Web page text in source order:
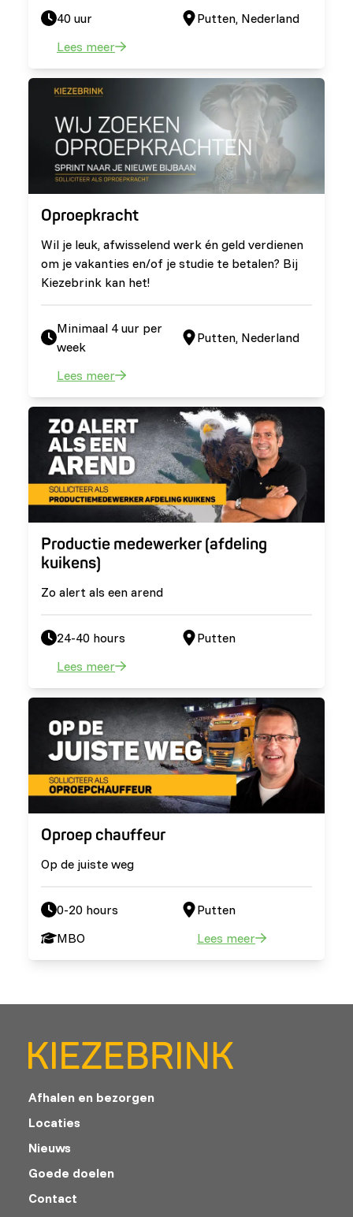
40 uur
Putten, Nederland
Lees meer
Oproepkracht
Wil je leuk, afwisselend werk én geld verdienen
om je vakanties en/of je studie te betalen? Bij
Kiezebrink kan het!
Minimaal 4 uur per
week
Putten, Nederland
Lees meer
Productie medewerker (afdeling
kuikens)
Zo alert als een arend
24-40 hours
Putten
Lees meer
Oproep chauffeur
Op de juiste weg
0-20 hours
Putten
MBO
Lees meer
Afhalen en bezorgen
Locaties
Nieuws
Goede doelen
Contact